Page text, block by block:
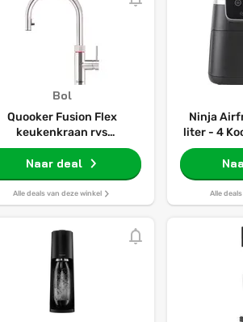
Bol
Quooker Fusion Flex
keukenkraan rvs
met
en draaibare
uitloop
Naar deal
Alle deals van deze winkel
Ninja
liter - 4
2024
Alle